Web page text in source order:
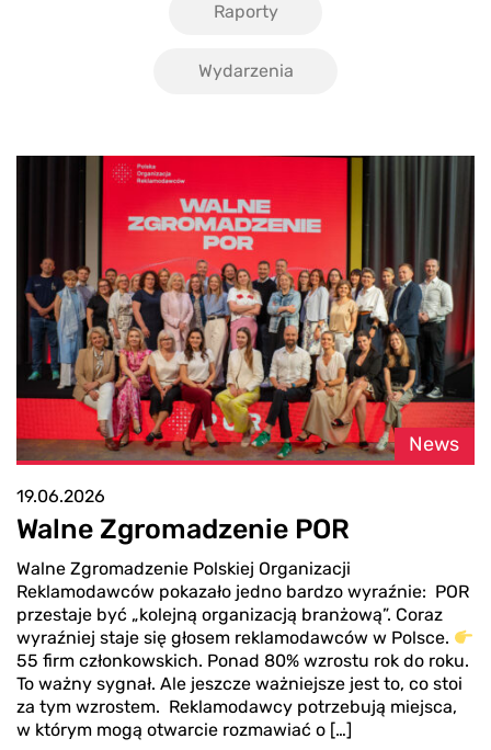
Raporty
Wydarzenia
News
19.06.2026
Walne Zgromadzenie POR
Walne Zgromadzenie Polskiej Organizacji
Reklamodawców pokazało jedno bardzo wyraźnie: POR
przestaje być „kolejną organizacją branżową”. Coraz
wyraźniej staje się głosem reklamodawców w Polsce.
55 firm członkowskich. Ponad 80% wzrostu rok do roku.
To ważny sygnał. Ale jeszcze ważniejsze jest to, co stoi
za tym wzrostem. Reklamodawcy potrzebują miejsca,
w którym mogą otwarcie rozmawiać o […]